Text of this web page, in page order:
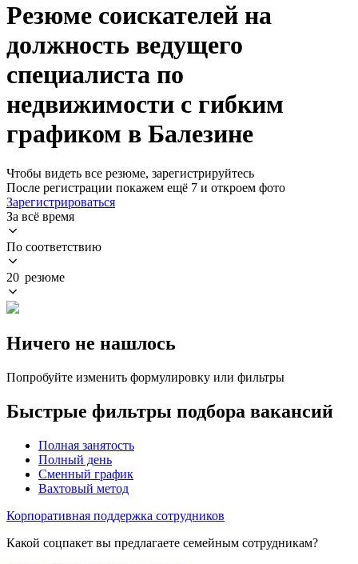
Резюме соискателей на
должность ведущего
специалиста по
недвижимости с гибким
графиком в Балезине
Чтобы видеть все резюме, зарегистрируйтесь
После регистрации покажем ещё 7 и откроем фото
Зарегистрироваться
За всё время
По соответствию
20 резюме
Ничего не нашлось
Попробуйте изменить формулировку или фильтры
Быстрые фильтры подбора вакансий
Полная занятость
Полный день
Сменный график
Вахтовый метод
Корпоративная поддержка сотрудников
Какой соцпакет вы предлагаете семейным сотрудникам?